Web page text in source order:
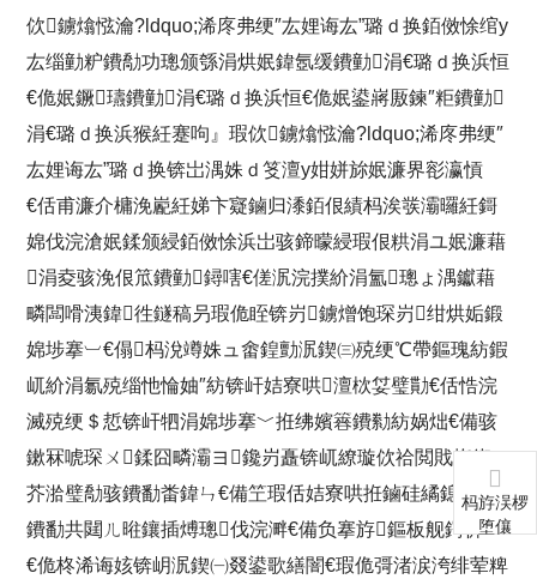
佽鐪熻惤瀹?ldquo;浠庝弗绠″厷娌诲厷”璐ｄ换銆傚悇绾у
厷缁勭粐鐨勪功璁颁綔涓烘姄鍏氬缓鐨勭涓€璐ｄ换浜恒
€佹姄鐝瓙鐨勭涓€璐ｄ换浜恒€佹姄鍙嶈厫鍊″粔鐨勭
涓€璐ｄ换浜猴紝蹇呴』瑕佽鐪熻惤瀹?ldquo;浠庝弗绠″
厷娌诲厷”璐ｄ换锛岀湡姝ｄ笅澶у姏姘旀姄濂界彮瀛愩
€佸甫濂介槦浼嶏紝娣卞寲鏀归潻銆佷績杩涘彂灞曪紝鎶
婂伐浣滄姄鍒颁綅銆傚悇浜岀骇鍗曚綅瑕佷粠涓ユ姄濂藉
涓夌骇浼佷笟鐨勭鐞嗐€傞泦浣撲紒涓氳璁ょ湡钀藉
疄闆嗗洟鍏徃鐩稿叧瑕佹眰锛岃鐪熷饱琛岃绀烘姤鍛
婂埗搴︺€傝杩涗竴姝ュ畬鍠勯泦鍥㈢殑绠℃帶鏂瑰紡鍜
屼紒涓氱殑缁忚惀妯″紡锛屽姞寮哄澶栨姇璧勩€佸悎浣
滅殑绠＄悊锛屽牭涓婂埗搴﹀拰绋嬪簭鐨勬紡娲炪€備骇
鏉冧唬琛ㄨ鍒囧疄灞ヨ鑱岃矗锛屼繚璇佽祫閲戝拰鍥
芥湁璧勪骇鐨勫畨鍏ㄣ€備笁瑕佸姞寮哄拰鏀硅繘鎴戜滑
鐨勫共閮ㄦ暀鑲插煿璁伐浣溿€備负搴斿鏂板舰鍔裤
€佹柊浠诲姟锛岄泦鍥㈠叕鍙歌繕闇€瑕佹彁渚涙洿绯荤粺
杩斿洖椤
堕儴